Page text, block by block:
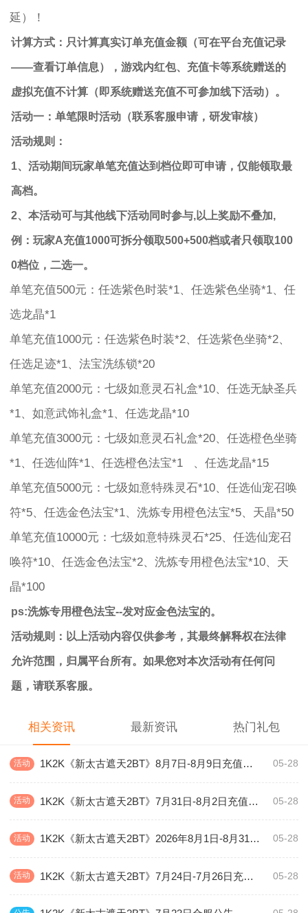
延）！
计算方式：只计算真实订单充值金额（可在平台充值记录
——查看订单信息），游戏内红包、充值卡等系统赠送的
虚拟充值不计算（即系统赠送充值不可参加线下活动）。
活动一：单笔限时活动（联系客服申请，研发审核）
活动规则：
1、活动期间玩家单笔充值达到档位即可申请，仅能领取最
高档。
2、本活动可与其他线下活动同时参与,以上奖励不叠加,
例：玩家A充值1000可拆分领取500+500档或者只领取100
0档位，二选一。
单笔充值500元：任选紫色时装*1、任选紫色坐骑*1、任
选龙晶*1
单笔充值1000元：任选紫色时装*2、任选紫色坐骑*2、
任选足迹*1、法宝洗练锁*20
单笔充值2000元：七级如意灵石礼盒*10、任选无缺圣兵
*1、如意武饰礼盒*1、任选龙晶*10
单笔充值3000元：七级如意灵石礼盒*20、任选橙色坐骑
*1、任选仙阵*1、任选橙色法宝*1 、任选龙晶*15
单笔充值5000元：七级如意特殊灵石*10、任选仙宠召唤
符*5、任选金色法宝*1、洗炼专用橙色法宝*5、天晶*50
单笔充值10000元：七级如意特殊灵石*25、任选仙宠召
唤符*10、任选金色法宝*2、洗炼专用橙色法宝*10、天
晶*100
ps:洗炼专用橙色法宝--发对应金色法宝的。
活动规则：以上活动内容仅供参考，其最终解释权在法律
允许范围，归属平台所有。如果您对本次活动有任何问
题，请联系客服。
相关资讯 最新资讯 热门礼包
活动 1K2K《新太古遮天2BT》8月7日-8月9日充值活动 05-28
活动 1K2K《新太古遮天2BT》7月31日-8月2日充值活动 05-28
活动 1K2K《新太古遮天2BT》2026年8月1日-8月31日充值活动 05-28
活动 1K2K《新太古遮天2BT》7月24日-7月26日充值活动 05-28